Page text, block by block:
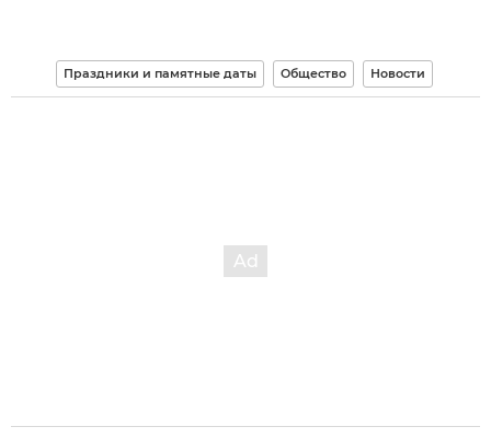
Праздники и памятные даты Общество Новости